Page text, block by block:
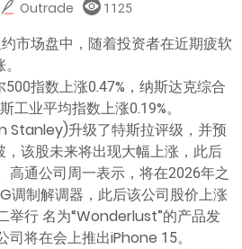
Outrade 1125
市场盘中，随着投资者在近期疲软
指数上涨0.47%，纳斯达克综合
工业平均指数上涨0.19%。
Stanley)升级了特斯拉评级，并预
该股未来将出现大幅上涨，此后
高通公司周一表示，将在2026年之
调制解调器，此后该公司股价上涨
举行 名为“Wonderlust”的产品发
将在会上推出iPhone 15。